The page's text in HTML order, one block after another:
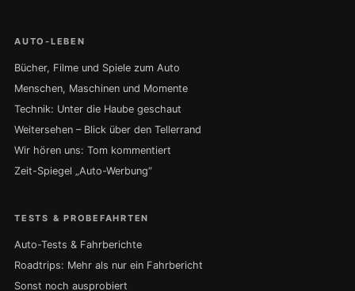
AUTO-LEBEN
Bücher, Filme und Spiele zum Auto
Menschen, Maschinen und Momente
Technik: Unter die Haube geschaut
Weitersehen – Blick über den Tellerrand
Wir hören uns: Tom kommentiert
Zeit-Spiegel „Auto-Werbung“
TESTS & PROBEFAHRTEN
Auto-Tests & Fahrberichte
Roadtrips: Mehr als nur ein Fahrbericht
Sonst noch ausprobiert